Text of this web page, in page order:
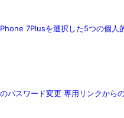
7Plusを選択した5つの個人
パスワード変更 専用リンクから